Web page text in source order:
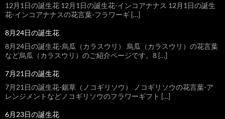
12月1日の誕生花 12月1日の誕生花-インコアナナス 12月1日の誕生
花-インコアナナスの花言葉-フラワーギ […]
8月24日の誕生花
8月24日の誕生花-烏瓜（カラスウリ） 烏瓜（カラスウリ）の花言葉
など烏瓜（カラスウリ）のご紹介ページです。8 […]
7月21日の誕生花
7月21日の誕生花-鋸草（ノコギリソウ） ノコギリソウの花言葉-ア
レンジメントなどノコギリソウのフラワーギフト […]
6月23日の誕生花